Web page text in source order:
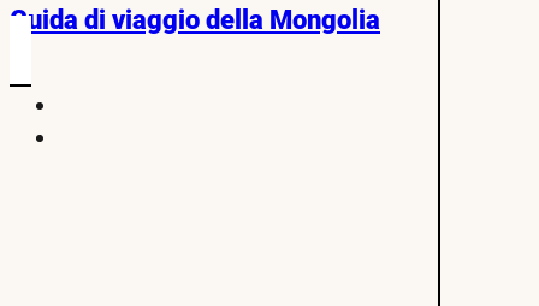
Guida di viaggio della Mongolia